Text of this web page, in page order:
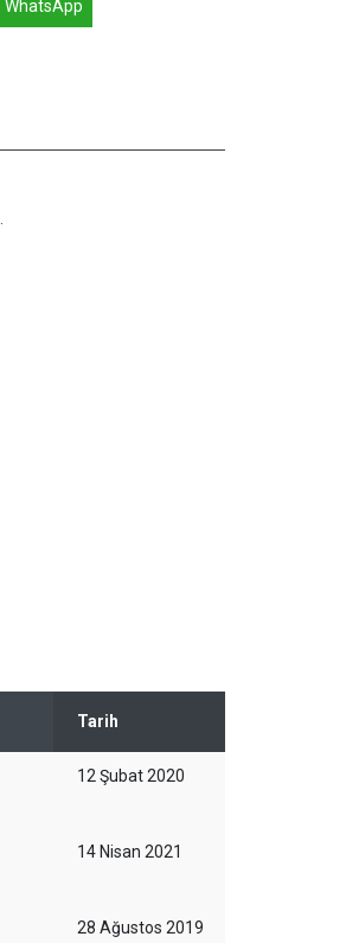
WhatsApp
Tarih
12 Şubat 2020
14 Nisan 2021
28 Ağustos 2019